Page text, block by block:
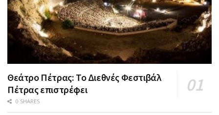
Θεάτρο Πέτρας: Το Διεθνές Φεστιβάλ
Πέτρας επιστρέφει
0 SHARES